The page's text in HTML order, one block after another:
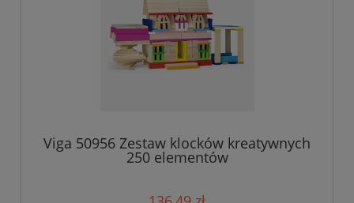
Viga 50956 Zestaw klocków kreatywnych
250 elementów